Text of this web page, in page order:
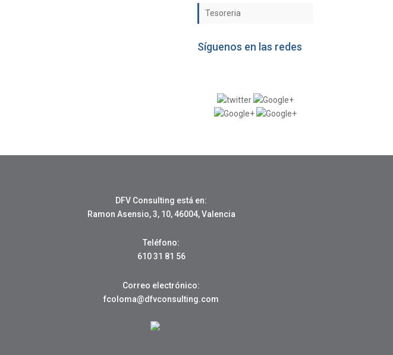
Tesoreria
Síguenos en las redes
DFV Consulting está en:
Ramon Asensio, 3, 10, 46004, Valencia
Teléfono:
610 31 81 56
Correo electrónico:
fcoloma@dfvconsulting.com